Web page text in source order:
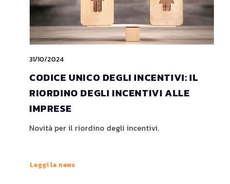
31/10/2024
CODICE UNICO DEGLI INCENTIVI: IL
RIORDINO DEGLI INCENTIVI ALLE
IMPRESE
Novità per il riordino degli incentivi.
Leggi la news